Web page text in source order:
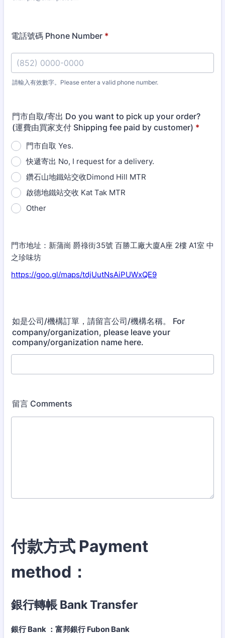
電話號碼 Phone Number *
請輸入有效數字。Please enter a valid phone number.
門市自取/寄出 Do you want to pick up your order?
(運費由買家支付 Shipping fee paid by customer) *
門市自取 Yes.
快遞寄出 No, I request for a delivery.
鑽石山地鐵站交收Dimond Hill MTR
啟德地鐵站交收 Kat Tak MTR
Other
門市地址：新蒲崗 爵祿街35號 百勝工廠大廈A座 2樓 A1室 中
之珍味坊
https://goo.gl/maps/tdjUutNsAiPUWxQE9
如是公司/機構訂單，請留言公司/機構名稱。 For
company/organization, please leave your
company/organization name here.
留言 Comments
付款方式 Payment
method：
銀行轉帳 Bank Transfer
銀行 Bank ：富邦銀行 Fubon Bank